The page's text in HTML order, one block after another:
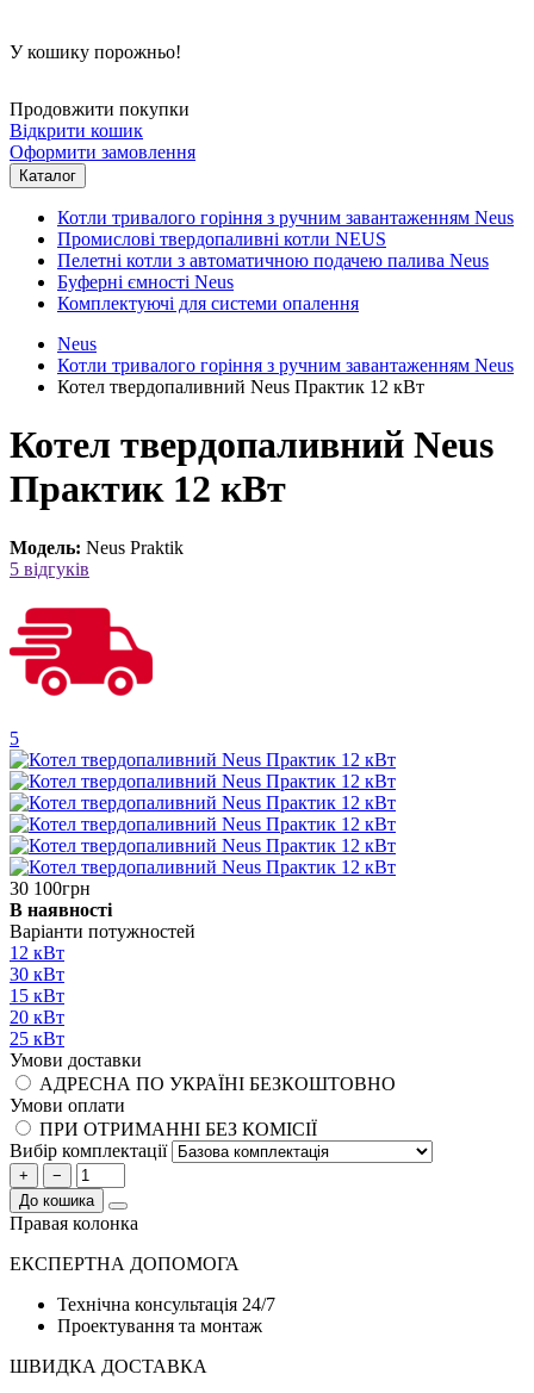
У кошику порожньо!
Продовжити покупки
Відкрити кошик
Оформити замовлення
Каталог
Котли тривалого горіння з ручним завантаженням Neus
Промислові твердопаливні котли NEUS
Пелетні котли з автоматичною подачею палива Neus
Буферні ємності Neus
Комплектуючі для системи опалення
Neus
Котли тривалого горіння з ручним завантаженням Neus
Котел твердопаливний Neus Практик 12 кВт
Котел твердопаливний Neus
Практик 12 кВт
Модель: Neus Praktik
5 відгуків
5
30 100грн
В наявності
Варіанти потужностей
12 кВт
30 кВт
15 кВт
20 кВт
25 кВт
Умови доставки
АДРЕСНА ПО УКРАЇНІ БЕЗКОШТОВНО
Умови оплати
ПРИ ОТРИМАННІ БЕЗ КОМІСІЇ
Вибір комплектації
+
−
До кошика
Правая колонка
ЕКСПЕРТНА ДОПОМОГА
Технічна консультація 24/7
Проектування та монтаж
ШВИДКА ДОСТАВКА